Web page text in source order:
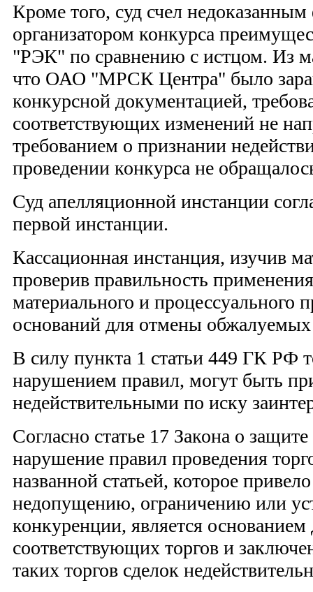
Кроме того, суд счел
организатором конкурса
"РЭК" по сравнению с истцом. Из
что ОАО "МРСК Центра" было
конкурсной документацией,
соответствующих изменений не
требованием о признании
проведении конкурса не
Суд апелляционной инстанции
первой инстанции.
Кассационная инстанция, изучив
проверив правильность
материального и процессуального
оснований для отмены обжалуемых
В силу пункта 1 статьи 449 ГК РФ
нарушением правил, могут быть
недействительными по иску
Согласно статье 17 Закона о
нарушение правил проведения
названной статьей, которое
недопущению, ограничению или
конкуренции, является
соответствующих торгов и
таких торгов сделок